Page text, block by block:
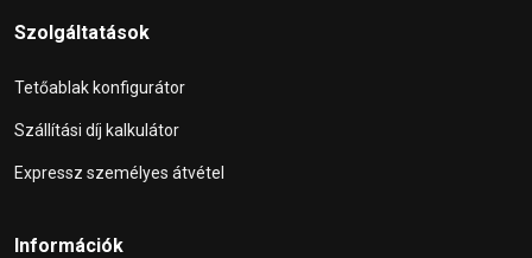
Szolgáltatások
Tetőablak konfigurátor
Szállítási díj kalkulátor
Expressz személyes átvétel
Információk